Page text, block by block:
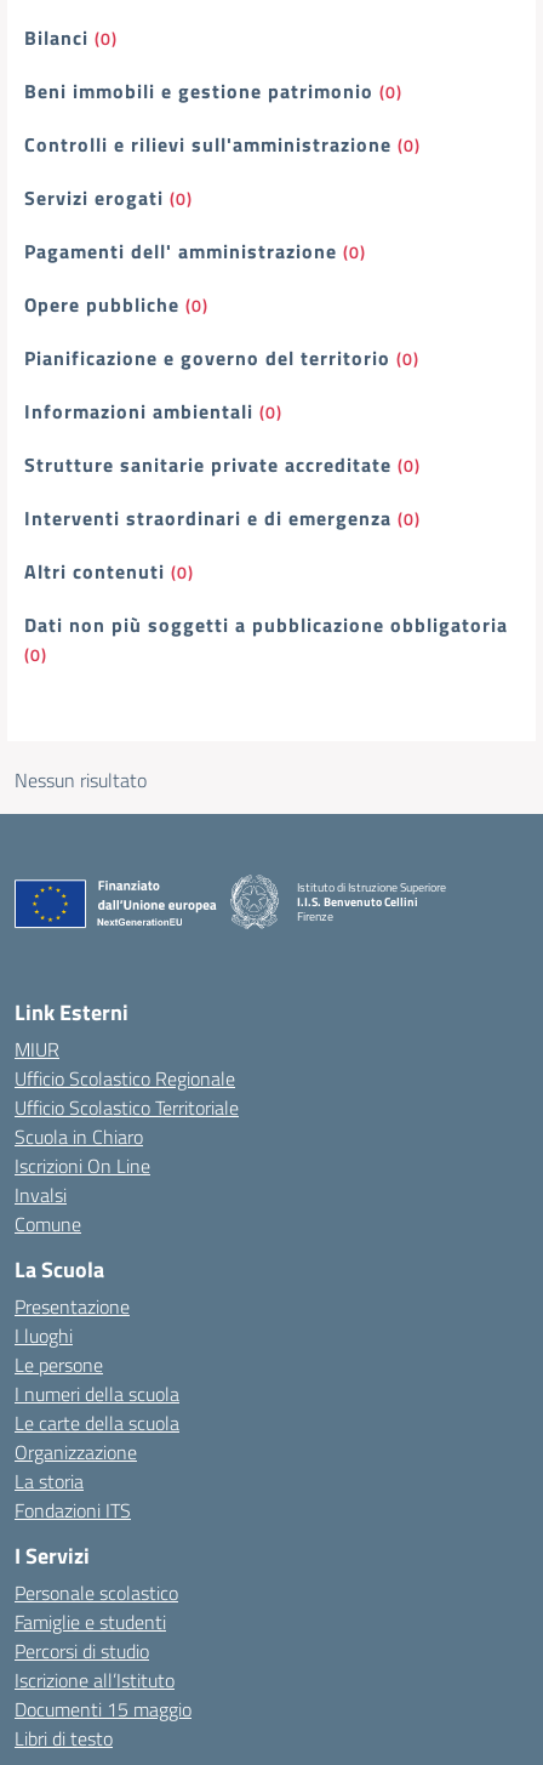
Bilanci (0)
Beni immobili e gestione patrimonio (0)
Controlli e rilievi sull'amministrazione (0)
Servizi erogati (0)
Pagamenti dell' amministrazione (0)
Opere pubbliche (0)
Pianificazione e governo del territorio (0)
Informazioni ambientali (0)
Strutture sanitarie private accreditate (0)
Interventi straordinari e di emergenza (0)
Altri contenuti (0)
Dati non più soggetti a pubblicazione obbligatoria
(0)
Nessun risultato
Istituto di Istruzione Superiore
I.I.S. Benvenuto Cellini
Firenze
Link Esterni
MIUR
Ufficio Scolastico Regionale
Ufficio Scolastico Territoriale
Scuola in Chiaro
Iscrizioni On Line
Invalsi
Comune
La Scuola
Presentazione
I luoghi
Le persone
I numeri della scuola
Le carte della scuola
Organizzazione
La storia
Fondazioni ITS
I Servizi
Personale scolastico
Famiglie e studenti
Percorsi di studio
Iscrizione all’Istituto
Documenti 15 maggio
Libri di testo